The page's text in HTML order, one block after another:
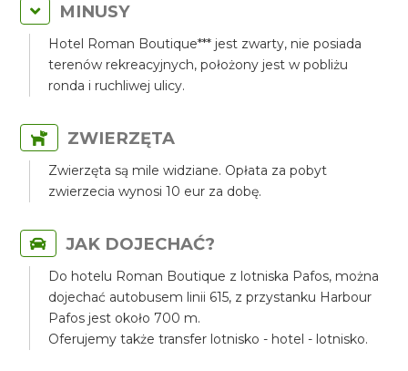
MINUSY
Hotel Roman Boutique*** jest zwarty, nie posiada
terenów rekreacyjnych, położony jest w pobliżu
ronda i ruchliwej ulicy.
ZWIERZĘTA
Zwierzęta są mile widziane. Opłata za pobyt
zwierzecia wynosi 10 eur za dobę.
JAK DOJECHAĆ?
Do hotelu Roman Boutique z lotniska Pafos, można
dojechać autobusem linii 615, z przystanku Harbour
Pafos jest około 700 m.
Oferujemy także transfer lotnisko - hotel - lotnisko.